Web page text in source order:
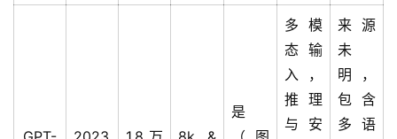
是
多模
态输
入，
推理
与安
来源
未
明，
包含
多语